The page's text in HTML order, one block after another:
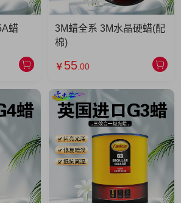
蜡
3M蜡全系 3M水晶硬蜡(配
棉)
￥ 55 .00